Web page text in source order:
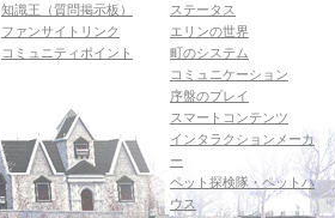
知識王（質問掲示板）
ファンサイトリンク
コミュニティポイント
ステータス
エリンの世界
町のシステム
コミュニケーション
序盤のプレイ
スマートコンテンツ
インタラクションメーカ
ー
ペット探検隊・ペットハ
ウス